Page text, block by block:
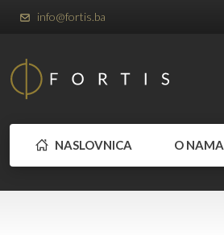
info@fortis.ba
NASLOVNICA O NAMA